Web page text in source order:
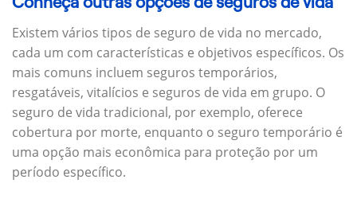
Existem vários tipos de seguro de vida no mercado,
cada um com características e objetivos específicos. Os
mais comuns incluem seguros temporários,
resgatáveis, vitalícios e seguros de vida em grupo. O
seguro de vida tradicional, por exemplo, oferece
cobertura por morte, enquanto o seguro temporário é
uma opção mais econômica para proteção por um
período específico.